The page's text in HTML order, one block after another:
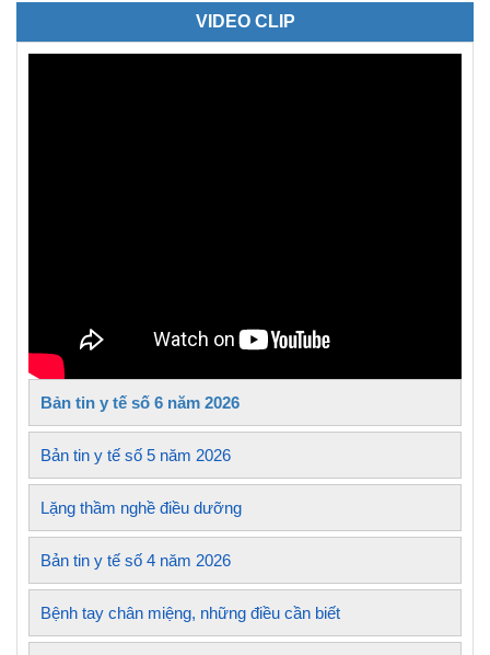
VIDEO CLIP
Bản tin y tế số 6 năm 2026
Bản tin y tế số 5 năm 2026
Lặng thầm nghề điều dưỡng
Bản tin y tế số 4 năm 2026
Bệnh tay chân miệng, những điều cần biết